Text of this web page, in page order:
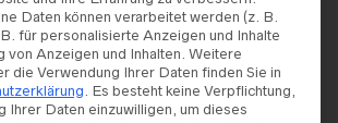
SALE!
Daten können verarbeitet werden (z. B.
für personalisierte Anzeigen und Inhalte
von Anzeigen und Inhalten. Weitere
die Verwendung Ihrer Daten finden Sie in
. Es besteht keine Verpflichtung,
Ihrer Daten einzuwilligen, um dieses